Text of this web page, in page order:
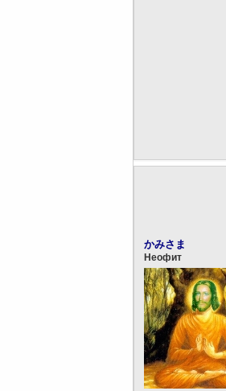
かみさま
Неофит